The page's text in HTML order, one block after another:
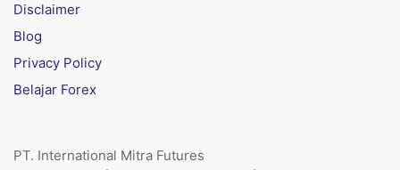
Disclaimer
Blog
Privacy Policy
Belajar Forex
PT. International Mitra Futures